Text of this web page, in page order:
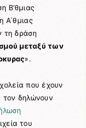
Β’θμιας
Α΄θμιας
τη δράση
μεταξύ των
».
που έχουν
τον δηλώνουν
του